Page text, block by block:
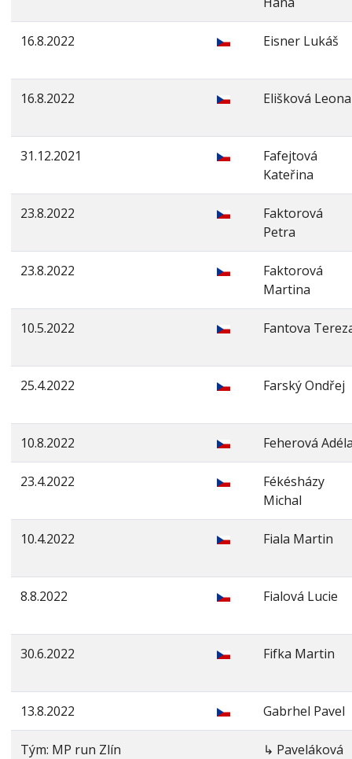
16.8.2022 Eisner Lukáš
16.8.2022 Elišková Leona
31.12.2021
Fafejtová
Kateřina
23.8.2022
Faktorová
Petra
23.8.2022
Faktorová
Martina
10.5.2022 Fantova
25.4.2022 Farský Ondřej
10.8.2022 Feherová
23.4.2022
Fékésházy
Michal
10.4.2022 Fiala Martin
8.8.2022 Fialová Lucie
30.6.2022 Fifka Martin
13.8.2022 Gabrhel Pavel
Tým: MP run Zlín
↳ Paveláková